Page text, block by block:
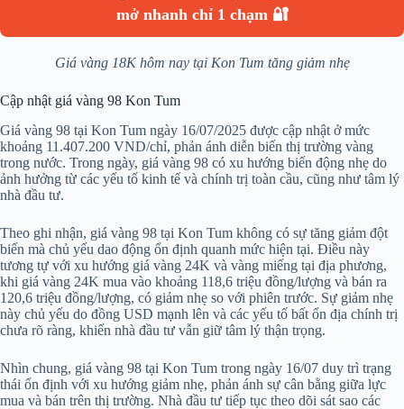
mở nhanh chỉ 1 chạm 🔐
Giá vàng 18K hôm nay tại Kon Tum tăng giảm nhẹ
Cập nhật giá vàng 98 Kon Tum
Giá vàng 98 tại Kon Tum ngày 16/07/2025 được cập nhật ở mức
khoảng 11.407.200 VND/chỉ, phản ánh diễn biến thị trường vàng
trong nước. Trong ngày, giá vàng 98 có xu hướng biến động nhẹ do
ảnh hưởng từ các yếu tố kinh tế và chính trị toàn cầu, cũng như tâm lý
nhà đầu tư.
Theo ghi nhận, giá vàng 98 tại Kon Tum không có sự tăng giảm đột
biến mà chủ yếu dao động ổn định quanh mức hiện tại. Điều này
tương tự với xu hướng giá vàng 24K và vàng miếng tại địa phương,
khi giá vàng 24K mua vào khoảng 118,6 triệu đồng/lượng và bán ra
120,6 triệu đồng/lượng, có giảm nhẹ so với phiên trước. Sự giảm nhẹ
này chủ yếu do đồng USD mạnh lên và các yếu tố bất ổn địa chính trị
chưa rõ ràng, khiến nhà đầu tư vẫn giữ tâm lý thận trọng.
Nhìn chung, giá vàng 98 tại Kon Tum trong ngày 16/07 duy trì trạng
thái ổn định với xu hướng giảm nhẹ, phản ánh sự cân bằng giữa lực
mua và bán trên thị trường. Nhà đầu tư tiếp tục theo dõi sát sao các